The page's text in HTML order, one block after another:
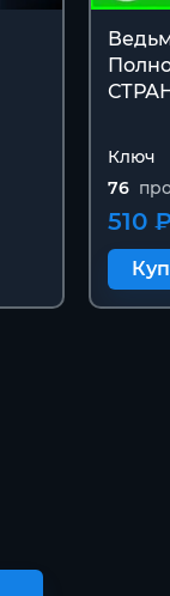
Ключ
76
510